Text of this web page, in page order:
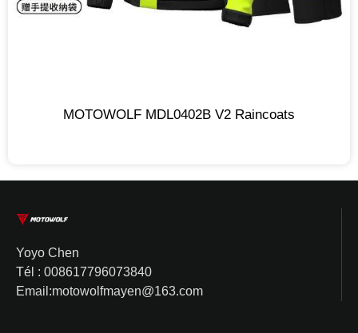
MOTOWOLF MDL0402B V2 Raincoats
Yoyo Chen
Tél : 008617796073840
Email:motowolfmayen@163.com